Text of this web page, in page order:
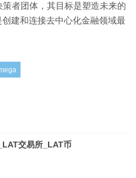
者团体，其目标是塑造未来的
建和连接去中心化金融领域最
交易所_LAT币